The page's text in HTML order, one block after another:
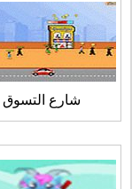
شارع التسوق